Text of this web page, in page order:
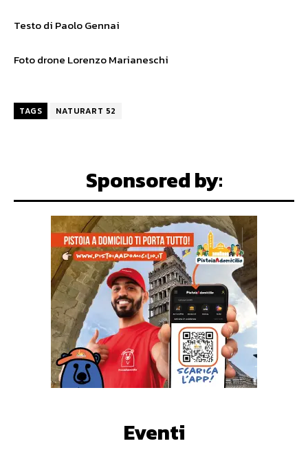
Testo di Paolo Gennai
Foto drone Lorenzo Marianeschi
TAGS NATURART 52
Sponsored by:
Eventi